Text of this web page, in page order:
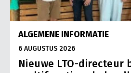
ALGEMENE INFORMATIE
6 AUGUSTUS 2026
Nieuwe LTO-directeur